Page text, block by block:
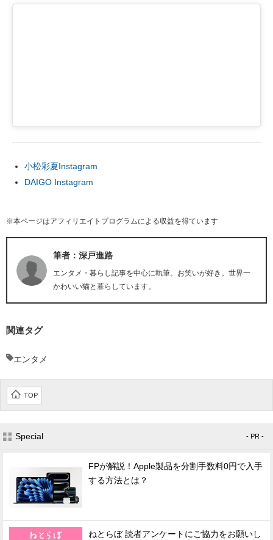
小松彩夏Instagram
DAIGO Instagram
※本ページはアフィリエイトプログラムによる収益を得ています
筆者：深戸進路
エンタメ・暮らし記事を中心に執筆。お笑いが好き。世界一
かわいい猫と暮らしています。
関連タグ
エンタメ
TOP
Special - PR -
FPが解説！Apple製品を分割手数料0円で入手
する方法とは？
ねとらぼ 読者アンケートにご協力をお願いし